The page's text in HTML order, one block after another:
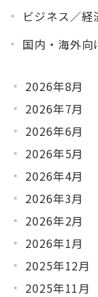
ビジネス／経
国内・海外向
2026年8月
2026年7月
2026年6月
2026年5月
2026年4月
2026年3月
2026年2月
2026年1月
2025年12月
2025年11月